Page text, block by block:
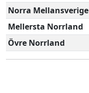
Norra Mellansverige
Mellersta Norrland
Övre Norrland